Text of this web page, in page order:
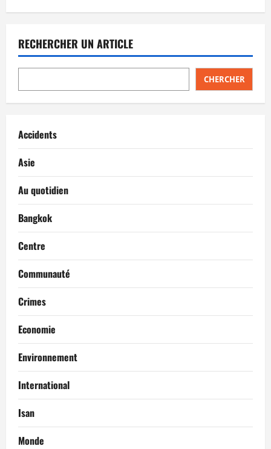
RECHERCHER UN ARTICLE
CHERCHER
Accidents
Asie
Au quotidien
Bangkok
Centre
Communauté
Crimes
Economie
Environnement
International
Isan
Monde